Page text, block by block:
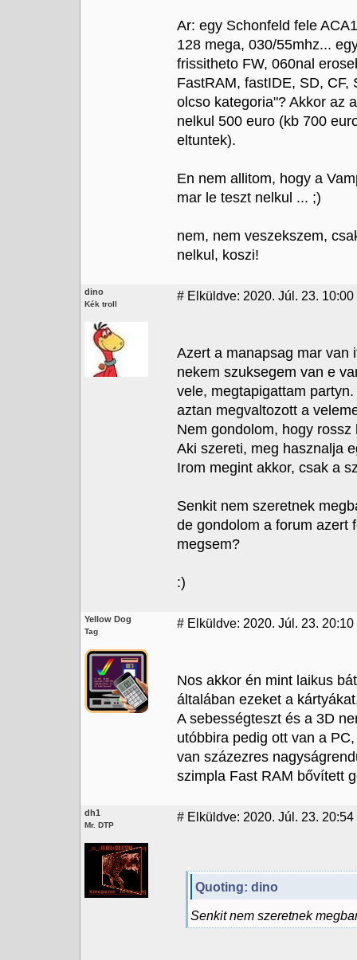
Ar: egy Schonfeld fele
128 mega, 030/55mhz...
frissitheto FW, 060nal
FastRAM, fastIDE, SD, CF,
olcso kategoria"? Akkor az
nelkul 500 euro (kb 700
eltuntek).
En nem allitom, hogy a
mar le teszt nelkul ... ;)
nem, nem veszekszem,
nelkul, koszi!
dino
Kék troll
# Elküldve: 2020. Júl. 23. 10:00
Azert a manapsag mar van
nekem szuksegem van e
vele, megtapigattam
aztan megvaltozott a
Nem gondolom, hogy
Aki szereti, meg hasznalja
Irom megint akkor, csak a
Senkit nem szeretnek
de gondolom a forum azert
megsem?
:)
Yellow Dog
Tag
# Elküldve: 2020. Júl. 23. 20:10
Nos akkor én mint laikus
általában ezeket a
A sebességteszt és a 3D
utóbbira pedig ott van a
van százezres
szimpla Fast RAM bővített
dh1
Mr. DTP
# Elküldve: 2020. Júl. 23. 20:54
Quoting: dino
Senkit nem szeretnek